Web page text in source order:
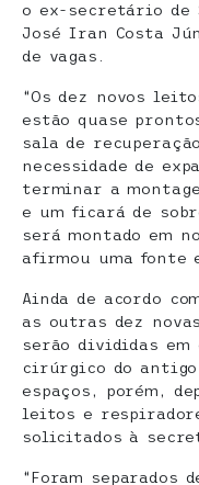
o ex-secretário de
José Iran Costa
de vagas.
“Os dez novos
estão quase
sala de
necessidade de
terminar a
e um ficará de
será montado em
afirmou uma fonte
Ainda de acordo
as outras dez
serão divididas
cirúrgico do antigo
espaços, porém,
leitos e
solicitados à
“Foram separados